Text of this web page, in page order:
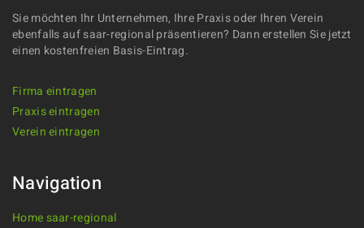
Sie möchten Ihr Unternehmen, Ihre Praxis oder Ihren Verein
ebenfalls auf saar-regional präsentieren? Dann erstellen Sie jetzt
einen kostenfreien Basis-Eintrag.
Firma eintragen
Praxis eintragen
Verein eintragen
Navigation
Home saar-regional